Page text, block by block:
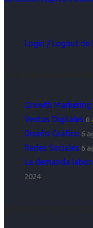
Login / Logout de
Growth Marketing
Ventas Digitales 6
Diseño Gráfico 6
Redes Sociales 6
La demanda
2024